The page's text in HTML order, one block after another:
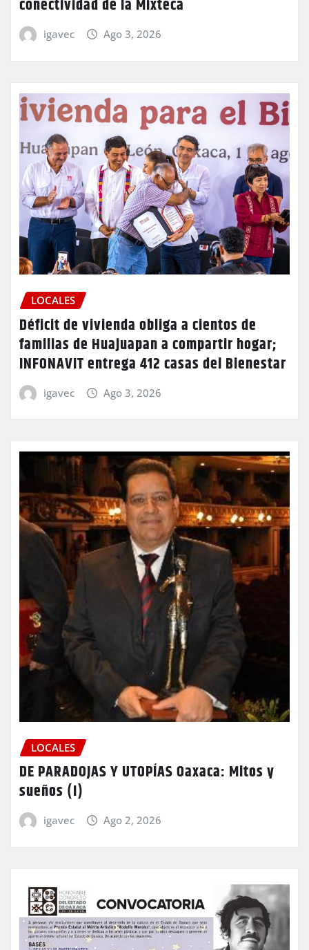
conectividad de la Mixteca
igavec Ago 3, 2026
LOCALES
Déficit de vivienda obliga a cientos de
familias de Huajuapan a compartir hogar;
INFONAVIT entrega 412 casas del Bienestar
igavec Ago 3, 2026
LOCALES
DE PARADOJAS Y UTOPÍAS Oaxaca: Mitos y
sueños (I)
igavec Ago 2, 2026